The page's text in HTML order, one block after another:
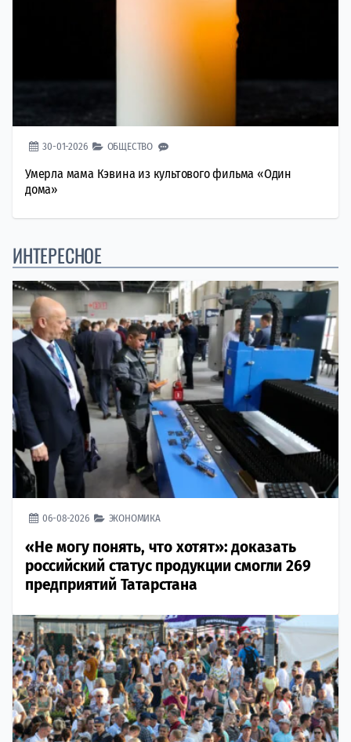
30-01-2026 ОБЩЕСТВО
Умерла мама Кэвина из культового фильма «Один
дома»
ИНТЕРЕСНОЕ
06-08-2026 ЭКОНОМИКА
«Не могу понять, что хотят»: доказать
российский статус продукции смогли 269
предприятий Татарстана